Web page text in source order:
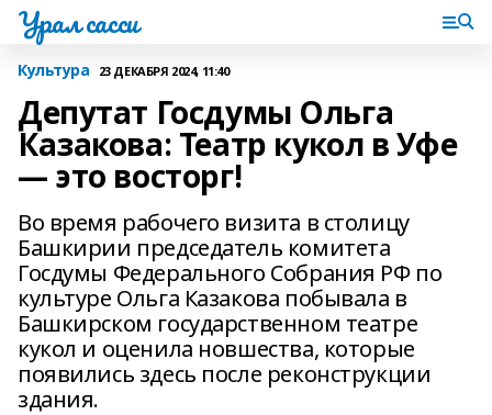
Урал сасси
Культура 23 ДЕКАБРЯ 2024, 11:40
Депутат Госдумы Ольга
Казакова: Театр кукол в Уфе
— это восторг!
Во время рабочего визита в столицу
Башкирии председатель комитета
Госдумы Федерального Собрания РФ по
культуре Ольга Казакова побывала в
Башкирском государственном театре
кукол и оценила новшества, которые
появились здесь после реконструкции
здания.